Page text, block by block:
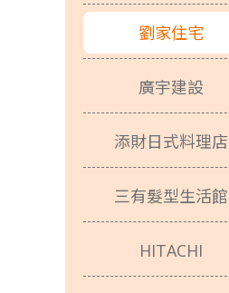
劉家住宅
廣宇建設
添財日式料理店
三有髮型生活館
HITACHI